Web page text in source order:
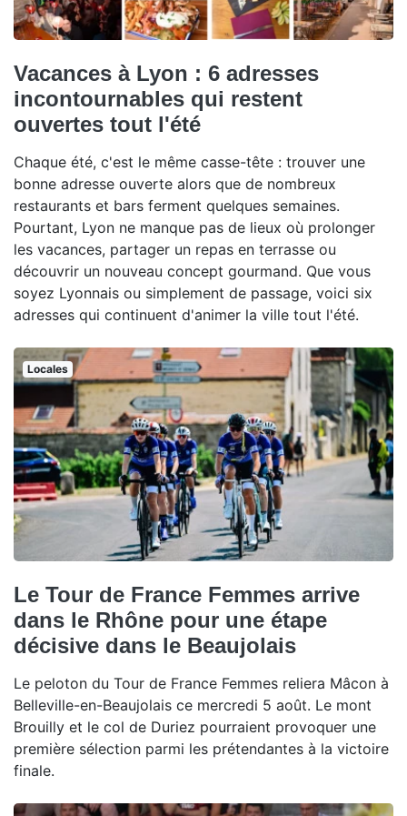
Vacances à Lyon : 6 adresses
incontournables qui restent
ouvertes tout l'été
Chaque été, c'est le même casse-tête : trouver une
bonne adresse ouverte alors que de nombreux
restaurants et bars ferment quelques semaines.
Pourtant, Lyon ne manque pas de lieux où prolonger
les vacances, partager un repas en terrasse ou
découvrir un nouveau concept gourmand. Que vous
soyez Lyonnais ou simplement de passage, voici six
adresses qui continuent d'animer la ville tout l'été.
Locales
Le Tour de France Femmes arrive
dans le Rhône pour une étape
décisive dans le Beaujolais
Le peloton du Tour de France Femmes reliera Mâcon à
Belleville-en-Beaujolais ce mercredi 5 août. Le mont
Brouilly et le col de Duriez pourraient provoquer une
première sélection parmi les prétendantes à la victoire
finale.